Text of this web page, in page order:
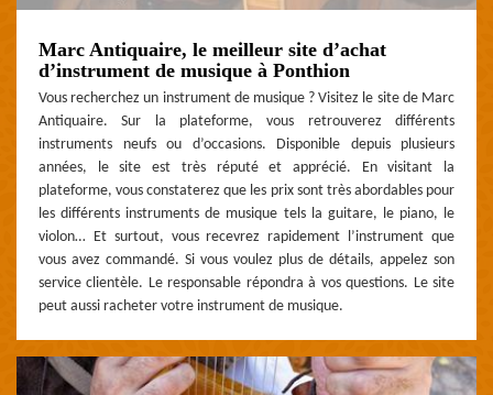
Marc Antiquaire, le meilleur site d’achat
d’instrument de musique à Ponthion
Vous recherchez un instrument de musique ? Visitez le site de Marc
Antiquaire. Sur la plateforme, vous retrouverez différents
instruments neufs ou d’occasions. Disponible depuis plusieurs
années, le site est très réputé et apprécié. En visitant la
plateforme, vous constaterez que les prix sont très abordables pour
les différents instruments de musique tels la guitare, le piano, le
violon… Et surtout, vous recevrez rapidement l’instrument que
vous avez commandé. Si vous voulez plus de détails, appelez son
service clientèle. Le responsable répondra à vos questions. Le site
peut aussi racheter votre instrument de musique.